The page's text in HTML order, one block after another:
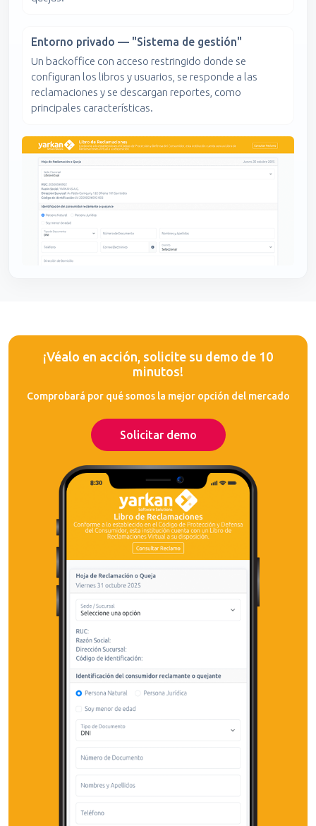
Entorno privado — "Sistema de gestión"
Un backoffice con acceso restringido donde se
configuran los libros y usuarios, se responde a las
reclamaciones y se descargan reportes, como
principales características.
¡Véalo en acción, solicite su demo de 10
minutos!
Comprobará por qué somos la mejor opción del mercado
Solicitar demo